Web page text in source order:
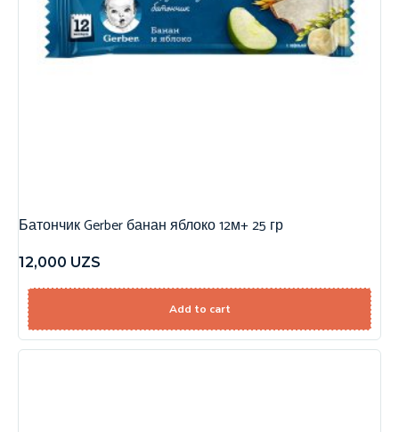
Батончик Gerber банан яблоко 12м+ 25 гр
12,000 UZS
Add to cart